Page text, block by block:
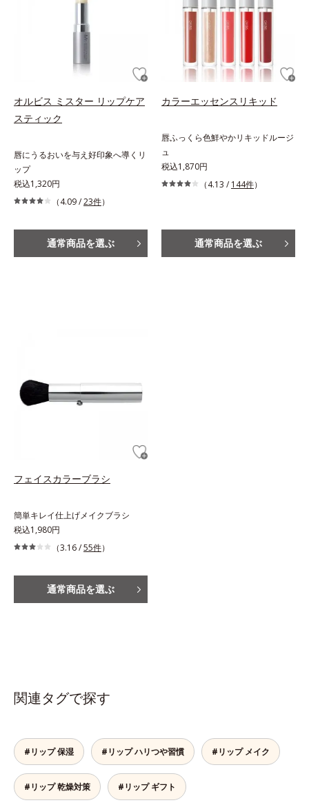
オルビス ミスター リップケア
スティック
唇にうるおいを与え好印象へ導くリ
ップ
税込1,320円
（4.09 /23件）
通常商品を選ぶ
カラーエッセンスリキッド
唇ふっくら色鮮やかリキッドルージ
ュ
税込1,870円
（4.13 / 144件）
通常商品を選ぶ
フェイスカラーブラシ
簡単キレイ仕上げメイクブラシ
税込1,980円
（3.16 /55件）
通常商品を選ぶ
関連タグで探す
#リップ 保湿 #リップ ハリつや習慣 #リップ メイク
#リップ 乾燥対策 #リップ ギフト